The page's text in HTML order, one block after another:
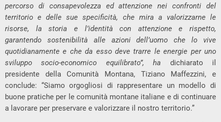
percorso di consapevolezza ed attenzione nei confronti del
territorio e delle sue specificità, che mira a valorizzarne le
risorse, la storia e l’identità con attenzione e rispetto,
garantendo sostenibilità alle azioni dell’uomo che lo vive
quotidianamente e che da esso deve trarre le energie per uno
sviluppo socio-economico equilibrato”, ha dichiarato il
presidente della Comunità Montana, Tiziano Maffezzini, e
conclude: “Siamo orgogliosi di rappresentare un modello di
buone pratiche per le comunità montane italiane e di continuare
a lavorare per preservare e valorizzare il nostro territorio.”